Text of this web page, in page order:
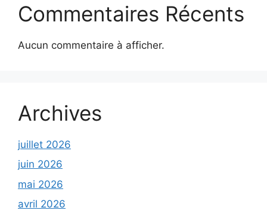
Commentaires Récents
Aucun commentaire à afficher.
Archives
juillet 2026
juin 2026
mai 2026
avril 2026